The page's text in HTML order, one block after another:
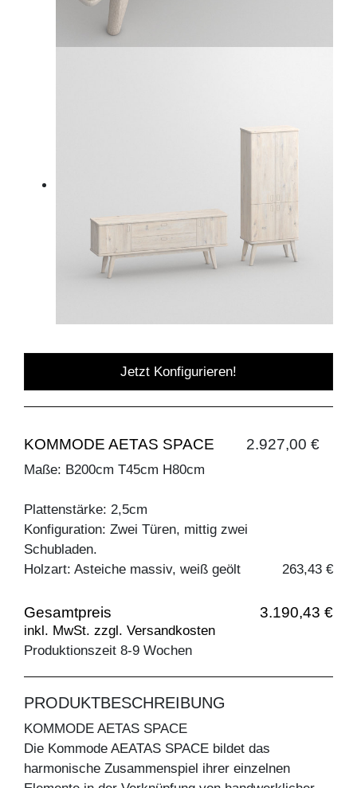
Jetzt Konfigurieren!
KOMMODE AETAS SPACE 2.927,00 €
Maße: B200cm T45cm H80cm
Plattenstärke: 2,5cm
Konfiguration: Zwei Türen, mittig zwei
Schubladen.
Holzart: Asteiche massiv, weiß geölt
263,43 €
Gesamtpreis 3.190,43 €
inkl. MwSt. zzgl. Versandkosten
Produktionszeit 8-9 Wochen
PRODUKTBESCHREIBUNG
KOMMODE AETAS SPACE
Die Kommode AEATAS SPACE bildet das
harmonische Zusammenspiel ihrer einzelnen